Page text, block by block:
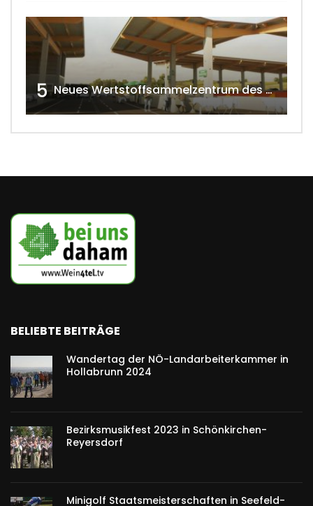
5 Neues Wertstoffsammelzentrum des G.V.U.
BELIEBTE BEITRÄGE
Wandertag der NÖ-Landarbeiterkammer in
Hollabrunn 2024
Bezirksmusikfest 2023 in Schönkirchen-
Reyersdorf
Minigolf Staatsmeisterschaften in Seefeld-